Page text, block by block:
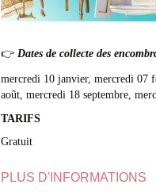
👉 Dates de collecte des
mercredi 10 janvier, mercredi 07
août, mercredi 18 septembre,
TARIFS
Gratuit
PLUS D'INFORMATIONS